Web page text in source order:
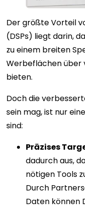
Der größte Vorteil
(DSPs) liegt darin,
zu einem breiten
Werbeflächen über
bieten.
Doch die
sein mag, ist nur
sind:
Präzises
dadurch aus,
nötigen Tools
Durch
Daten können